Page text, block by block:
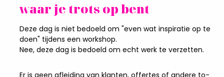
waar je trots op bent
Deze dag is niet bedoeld om "even wat inspiratie op te
doen" tijdens een workshop.
Nee, deze dag is bedoeld om echt werk te verzetten.
Er is geen afleiding van klanten, offertes of andere to-